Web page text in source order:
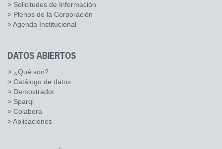
> Solicitudes de Información
> Plenos de la Corporación
> Agenda Institucional
DATOS ABIERTOS
> ¿Qué son?
> Catálogo de datos
> Demostrador
> Sparql
> Colabora
> Aplicaciones